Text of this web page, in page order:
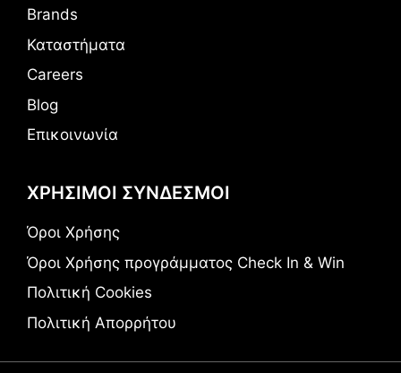
Brands
Καταστήματα
Careers
Blog
Επικοινωνία
ΧΡΗΣΙΜΟΙ ΣΥΝΔΕΣΜΟΙ
Όροι Χρήσης
Όροι Χρήσης προγράμματος Check In & Win
Πολιτική Cookies
Πολιτική Απορρήτου